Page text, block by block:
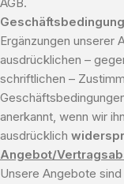
Ergänzungen unserer
ausdrücklichen –
schriftlichen –
anerkannt, wenn wir
ausdrücklich
Angebot/
Unsere Angebote sind